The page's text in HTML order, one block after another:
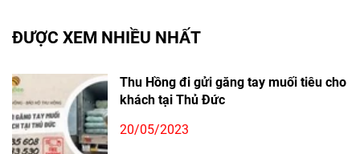
ĐƯỢC XEM NHIỀU NHẤT
Thu Hồng đi gửi găng tay muối tiêu cho
khách tại Thủ Đức
20/05/2023